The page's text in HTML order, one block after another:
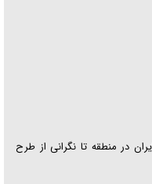
در منطقه تا نگرانی از طرح